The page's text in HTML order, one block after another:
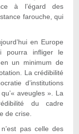
à l’égard des
farouche, qui
en Europe
pourra infliger le
un minimum de
La crédibilité
d’institutions
aveugles ». La
du cadre
de crise.
pas celle des